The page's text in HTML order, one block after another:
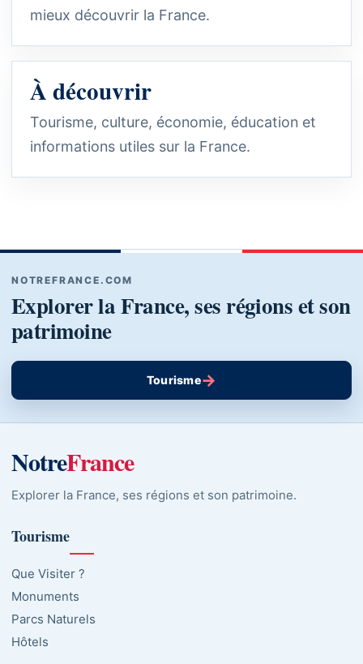
mieux découvrir la France.
À découvrir
Tourisme, culture, économie, éducation et
informations utiles sur la France.
NOTREFRANCE.COM
Explorer la France, ses régions et son
patrimoine
Tourisme→
NotreFrance
Explorer la France, ses régions et son patrimoine.
Tourisme
Que Visiter ?
Monuments
Parcs Naturels
Hôtels